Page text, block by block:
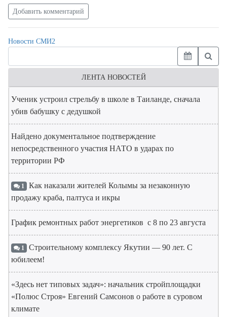
Добавить комментарий
Новости СМИ2
ЛЕНТА НОВОСТЕЙ
Ученик устроил стрельбу в школе в Таиланде, сначала
убив бабушку с дедушкой
Найдено документальное подтверждение
непосредственного участия НАТО в ударах по
территории РФ
1 Как наказали жителей Колымы за незаконную
продажу краба, палтуса и икры
График ремонтных работ энергетиков с 8 по 23 августа
1 Строительному комплексу Якутии — 90 лет. С
юбилеем!
«Здесь нет типовых задач»: начальник стройплощадки
«Полюс Строя» Евгений Самсонов о работе в суровом
климате